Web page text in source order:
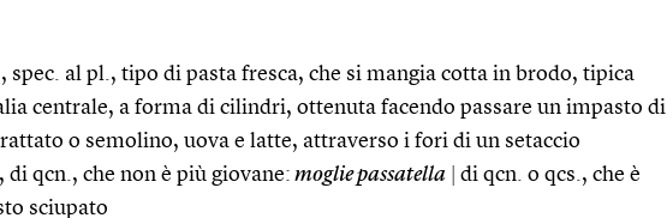
spec. al pl., tipo di pasta fresca, che si mangia cotta in brodo, tipica
centrale, a forma di cilindri, ottenuta facendo passare un impasto di
o semolino, uova e latte, attraverso i fori di un setaccio
di qcn., che non è più giovane: moglie passatella
di qcn. o qcs., che è
sciupato